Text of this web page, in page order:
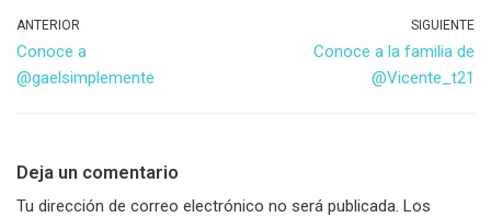
ANTERIOR
Conoce a
@gaelsimplemente
SIGUIENTE
Conoce a la familia de
@Vicente_t21
Deja un comentario
Tu dirección de correo electrónico no será publicada. Los